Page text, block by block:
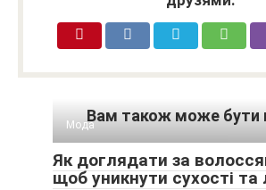
Вам також може бути
Мода
Як доглядати за
щоб уникнути сухості та